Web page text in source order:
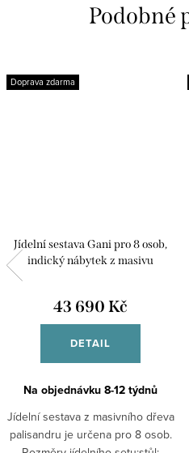
Doprava zdarma
Jídelní sestava Gani pro 8 osob,
indický nábytek z masivu
43 690 Kč
DETAIL
Na objednávku 8-12 týdnů
Jídelní sestava z masivního dřeva
palisandru je určena pro 8 osob.